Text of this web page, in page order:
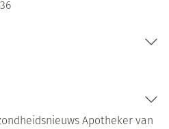
Apotheker van